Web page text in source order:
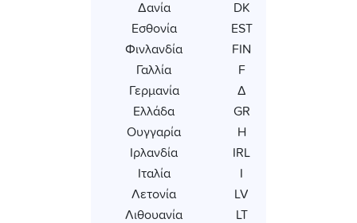
Δανία
DK
Εσθονία
EST
Φινλανδία
FIN
Γαλλία
F
Γερμανία
Δ
Ελλάδα
GR
Ουγγαρία
Η
Ιρλανδία
IRL
Ιταλία
Ι
Λετονία
LV
Λιθουανία
LT